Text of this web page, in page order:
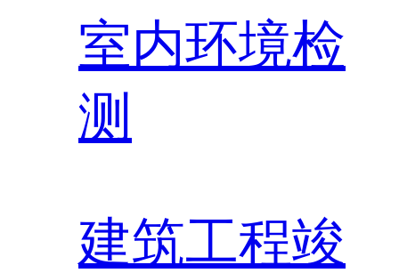
室内环境检
测
建筑工程竣